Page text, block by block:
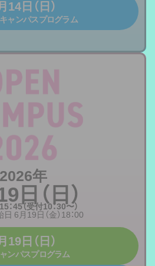
14日（日）
ャンパスプログラム
2026年
日（日）
：45（受付10：30〜）
6月19日（金）18：00
19日（日）
ンパスプログラム